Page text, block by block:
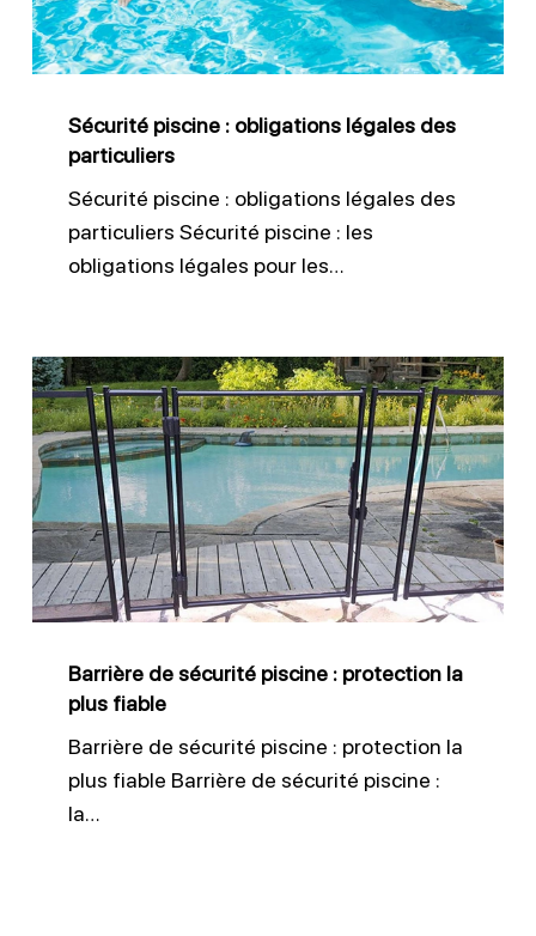
des
particuliers
Sécurité piscine : obligations légales des
particuliers
Sécurité piscine : obligations légales des
particuliers Sécurité piscine : les
obligations légales pour les…
Barrière
de
sécurité
piscine
:
protection
la
fiable
Barrière de sécurité piscine : protection la
plus fiable
Barrière de sécurité piscine : protection la
plus fiable Barrière de sécurité piscine :
la…